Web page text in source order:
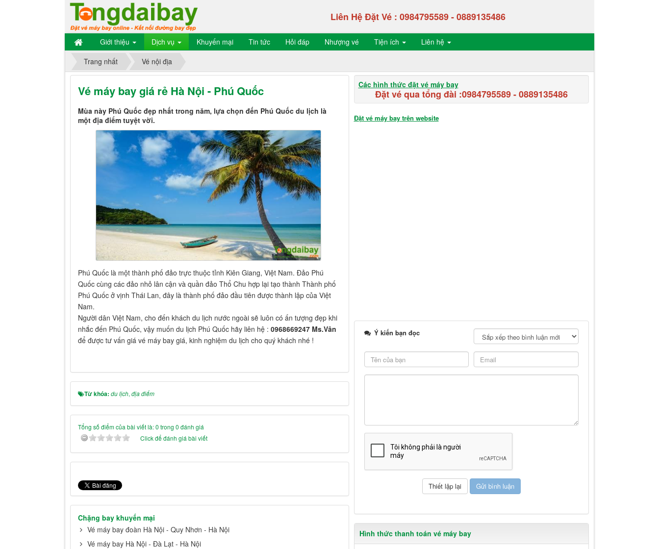
Liên Hệ Đặt Vé : 0984795589-0889135486
Giới thiệu Dịch vụ Khuyến mại Tin tức Hỏi đáp Nhượng vé Tiện ích Liên hệ
Trang nhất Vé nội địa
Vé máy bay giá rẻ Hà Nội - Phú Quốc
Mùa này Phú Quốc đẹp nhất trong năm, lựa chọn đến Phú Quốc du lịch là
một địa điểm tuyệt vời.
Phú Quốc là một thành phố đảo trực thuộc tỉnh Kiên Giang, Việt Nam. Đảo Phú
Quốc cùng các đảo nhỏ lân cận và quần đảo Thổ Chu hợp lại tạo thành Thành phố
Phú Quốc ở vịnh Thái Lan, đây là thành phố đảo đầu tiên được thành lập của Việt
Nam.
Người dân Việt Nam, cho đến khách du lịch nước ngoài sẽ luôn có ấn tượng đẹp khi
nhắc đến Phú Quốc, vậy muốn du lịch Phú Quốc hãy liên hệ : 0968669247 Ms.Vân
để được tư vấn giá vé máy bay giá, kinh nghiệm du lịch cho quý khách nhé !
Từ khóa: du lịch, địa điểm
Tổng số điểm của bài viết là: 0 trong 0 đánh giá
Click để đánh giá bài viết
Chặng bay khuyến mại
Vé máy bay đoàn Hà Nội - Quy Nhơn - Hà Nội
Vé máy bay Hà Nội - Đà Lạt - Hà Nội
Các hình thức đặt vé máy bay
Đặt vé qua tổng đài :0984795589-0889135486
Đặt vé máy bay trên website
Ý kiến bạn đọc
Hình thức thanh toán vé máy bay